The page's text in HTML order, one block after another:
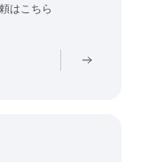
はこちら